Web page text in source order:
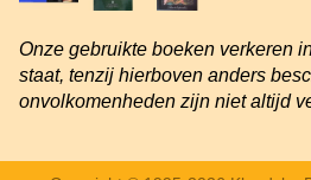
Onze gebruikte boeken verkeren
staat, tenzij hierboven anders
onvolkomenheden zijn niet altijd